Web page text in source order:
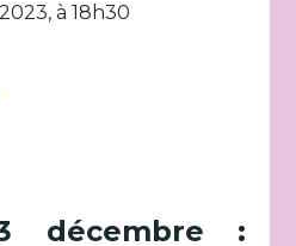
à 18h30
décembre :